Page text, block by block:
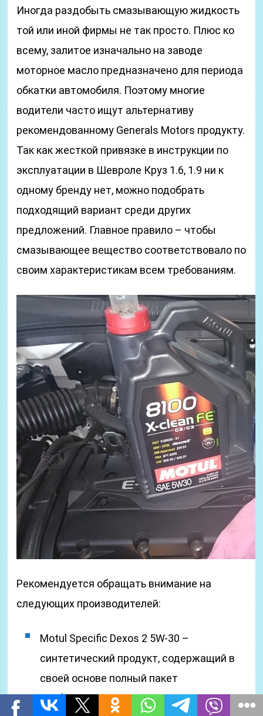
Иногда раздобыть смазывающую жидкость
той или иной фирмы не так просто. Плюс ко
всему, залитое изначально на заводе
моторное масло предназначено для периода
обкатки автомобиля. Поэтому многие
водители часто ищут альтернативу
рекомендованному Generals Motors продукту.
Так как жесткой привязке в инструкции по
эксплуатации в Шевроле Круз 1.6, 1.9 ни к
одному бренду нет, можно подобрать
подходящий вариант среди других
предложений. Главное правило – чтобы
смазывающее вещество соответствовало по
своим характеристикам всем требованиям.
Рекомендуется обращать внимание на
следующих производителей:
Motul Specific Dexos 2 5W-30 –
синтетический продукт, содержащий в
своей основе полный пакет
необходимых двигателю присадок;